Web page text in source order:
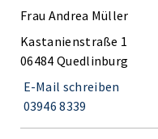
Frau Andrea Müller
Kastanienstraße 1
06484 Quedlinburg
E-Mail schreiben
03946 8339